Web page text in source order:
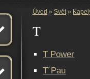
Úvod » Svět »
T
T Power
T´Pau